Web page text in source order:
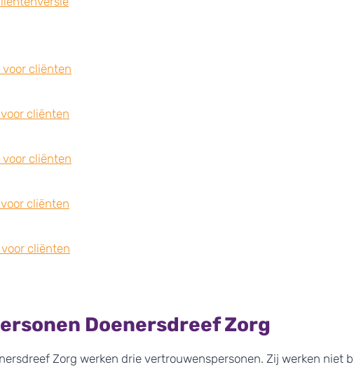
cliënten
cliënten
cliënten
cliënten
cliënten
Doenersdreef Zorg
Zorg werken drie vertrouwenspersonen. Zij werken niet